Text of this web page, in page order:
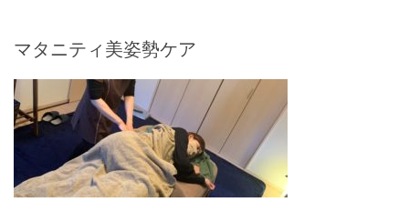
マタニティ美姿勢ケア